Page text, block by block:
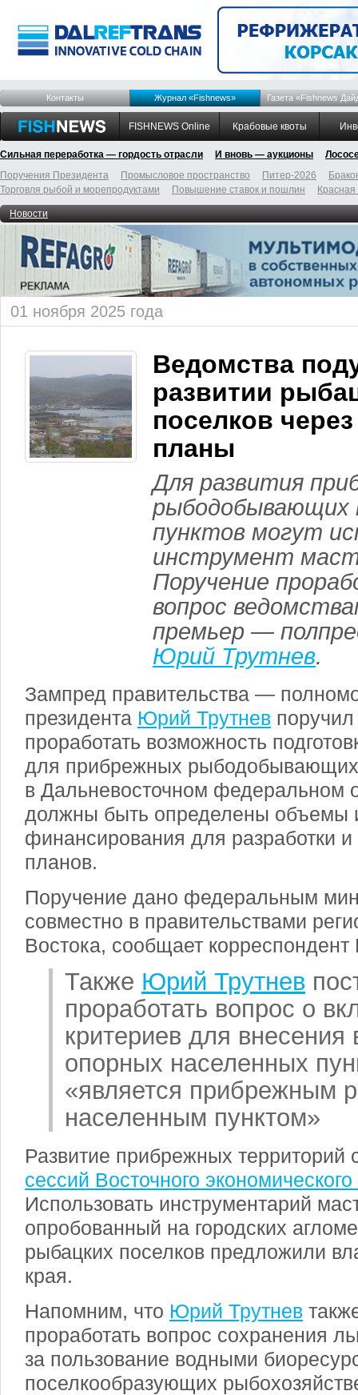
Контакты Журнал «Fishnews» Газета «Fishnews
FISHNEWS Online Крабовые квоты
Сильная переработка — гордость отрасли И вновь — аукционы
Поручения Президента
Промысловое пространство Питер-2026
Торговля рыбой и морепродуктами
Повышение ставок и пошлин
Новости
01 ноября 2025 года
Ведомства
развитии
поселков
планы
Для развития
рыбодобывающих
пунктов могут
инструмент
Поручение
вопрос
премьер —
Юрий Трутнев.
Зампред правительства —
президента Юрий Трутнев
проработать возможность
для прибрежных рыбодобывающих
в Дальневосточном федеральном
должны быть определены объемы
финансирования для разработки
планов.
Поручение дано федеральным
совместно в правительствами
Востока, сообщает корреспондент
Также Юрий Трутнев
проработать вопрос о
критериев для
опорных населенных
«является прибрежным
населенным пунктом»
Развитие прибрежных территорий
сессий Восточного
Использовать инструментарий
опробованный на городских
рыбацких поселков предложили
края.
Напомним, что Юрий Трутнев
проработать вопрос сохранения
за пользование водными
поселкообразующих